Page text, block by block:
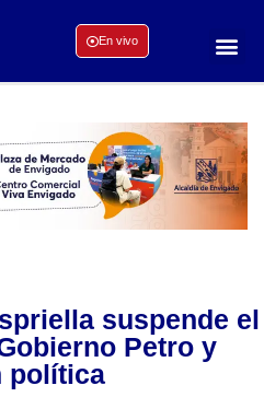
En vivo
suspende el
Petro y
política